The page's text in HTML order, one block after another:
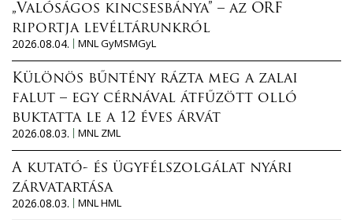
„Valóságos kincsesbánya” – az ORF
riportja levéltárunkról
2026.08.04.
MNL GyMSMGyL
Különös bűntény rázta meg a zalai
falut – egy cérnával átfűzött olló
buktatta le a 12 éves árvát
2026.08.03.
MNL ZML
A kutató- és ügyfélszolgálat nyári
zárvatartása
2026.08.03.
MNL HML